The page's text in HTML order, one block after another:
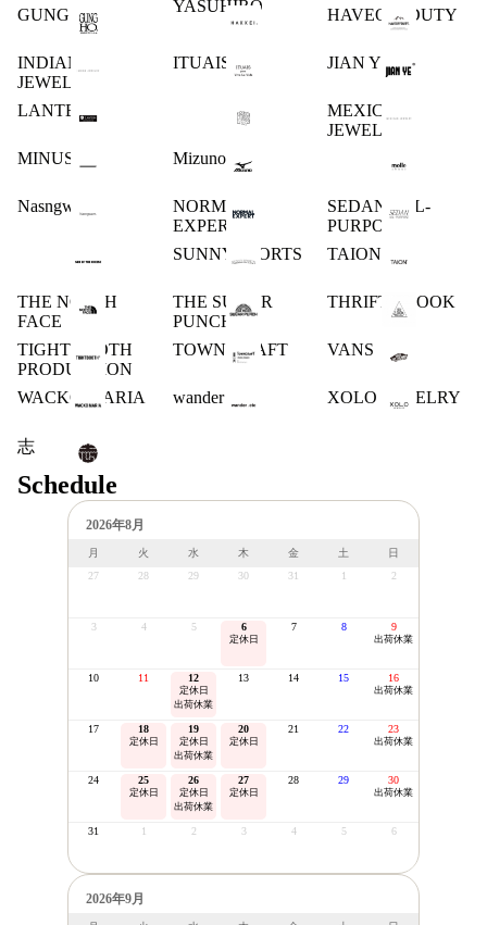
YASUHIRO
GUNG HO HAVEOFFDUTY
INDIAN
JEWELRY
ITUAIS JIAN YE
LANTERN
MEXICAN
JEWELRY
MINUS
Mizuno
Nasngwam.
NORMAL
EXPERT
SEDAN ALL-
PURPOSE
SUNNY SPORTS
TAION
THE NORTH
FACE
THE SUGAR
PUNCH
THRIFTY LOOK
TIGHTBOOTH
PRODUCTION
TOWN CRAFT VANS
WACKO MARIA wander .etc XOLO JEWELRY
志
Schedule
2026年8月
月 火 水 木 金 土
日
27
28 29 30 31 1 2
3 4 5 6
定休日
7 8 9
出荷休業
10 11 12
定休日
出荷休業
13 14 15 16
出荷休業
17 18
定休日
19
定休日
出荷休業
20
定休日
21 22 23
出荷休業
24 25
定休日
26
定休日
出荷休業
27
定休日
28 29 30
出荷休業
31 1 2 3 4 5 6
2026年9月